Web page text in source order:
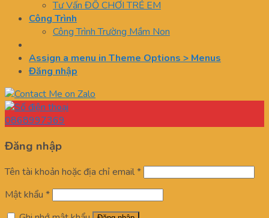
Tư Vấn ĐỒ CHƠI TRẺ EM
Công Trình
Công Trình Trường Mầm Non
Assign a menu in Theme Options > Menus
Đăng nhập
0868997369
Đăng nhập
Tên tài khoản hoặc địa chỉ email*
Mật khẩu *